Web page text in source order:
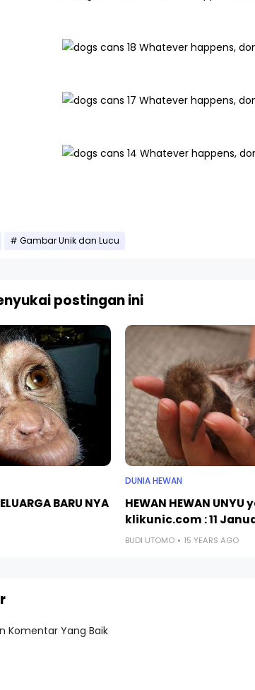
Gambar Unik dan Lucu
postingan ini
BARU NYA
DUNIA HEWAN
HEWAN HEWAN
klikunic.com : 11
BUDI UTOMO 15 YEARS AGO
Komentar Yang Baik